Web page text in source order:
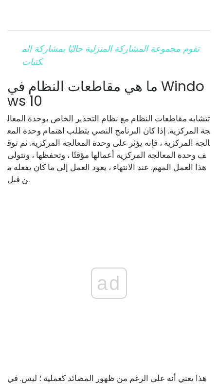
تقوم مجموعة المشاركة المنزلية حاليًا بمشاركة الم
كتبات
ما هي مقاطعات النظام في Windo
ws 10
تتشابه مقاطعات النظام مع نظام التحذير الخاص بوحدة المعال
جة المركزية. إذا كان البرنامج النصي يتطلب اهتمام وحدة المع
الجة المركزية ، فإنه يؤثر على وحدة المعالجة المركزية. ثم توق
ف وحدة المعالجة المركزية أعمالها مؤقتًا ، وتحفظها ، وتتولى
هذا العمل المهم. عند الانتهاء ، يعود العمل إلى ما كان يفعله م
ن قبل.
ad
هذا يعني أنه على الرغم من ظهور المصائد كعملية ؛ ليس. في